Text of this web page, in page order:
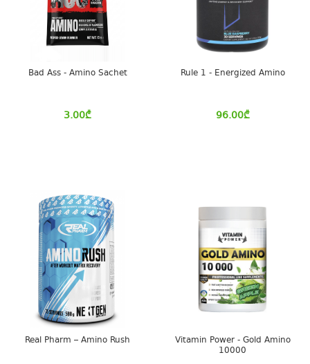
Bad Ass - Amino Sachet
3.00₾
Rule 1 - Energized Amino
96.00₾
Real Pharm – Amino Rush
Vitamin Power - Gold Amino
10000